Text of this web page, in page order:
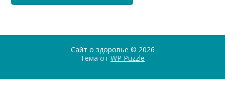
Сайт о здоровье © 2026
Тема от WP Puzzle